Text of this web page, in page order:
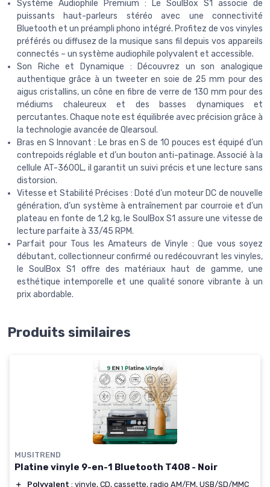
Système Audiophile Premium : Le SoulBox S1 associe de
puissants haut-parleurs stéréo avec une connectivité
Bluetooth et un préampli phono intégré. Profitez de vos vinyles
préférés ou diffusez de la musique sans fil depuis vos appareils
connectés – un système audiophile polyvalent et accessible.
Son Riche et Dynamique : Découvrez un son analogique
authentique grâce à un tweeter en soie de 25 mm pour des
aigus cristallins, un cône en fibre de verre de 130 mm pour des
médiums chaleureux et des basses dynamiques et
percutantes. Chaque note est équilibrée avec précision grâce à
la technologie avancée de Qlearsoul.
Bras en S Innovant : Le bras en S de 10 pouces est équipé d’un
contrepoids réglable et d’un bouton anti-patinage. Associé à la
cellule AT-3600L, il garantit un suivi précis et une lecture sans
distorsion.
Vitesse et Stabilité Précises : Doté d’un moteur DC de nouvelle
génération, d’un système à entraînement par courroie et d’un
plateau en fonte de 1,2 kg, le SoulBox S1 assure une vitesse de
lecture parfaite à 33/45 RPM.
Parfait pour Tous les Amateurs de Vinyle : Que vous soyez
débutant, collectionneur confirmé ou redécouvrant les vinyles,
le SoulBox S1 offre des matériaux haut de gamme, une
esthétique intemporelle et une qualité sonore vibrante à un
prix abordable.
Produits similaires
MUSITREND
Platine vinyle 9-en-1 Bluetooth T408 - Noir
＋ Polyvalent : vinyle, CD, cassette, radio AM/FM, USB/SD/MMC